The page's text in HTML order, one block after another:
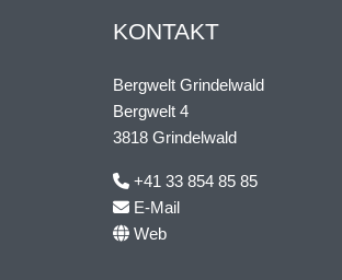
KONTAKT
Bergwelt Grindelwald
Bergwelt 4
3818 Grindelwald
+41 33 854 85 85
E-Mail
Web